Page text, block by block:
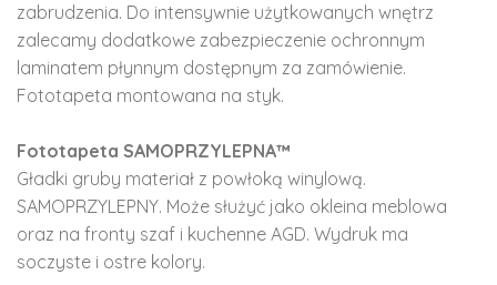
zabrudzenia. Do intensywnie użytkowanych wnętrz
zalecamy dodatkowe zabezpieczenie ochronnym
laminatem płynnym dostępnym za zamówienie.
Fototapeta montowana na styk.
Fototapeta SAMOPRZYLEPNA™
Gładki gruby materiał z powłoką winylową.
SAMOPRZYLEPNY. Może służyć jako okleina meblowa
oraz na fronty szaf i kuchenne AGD. Wydruk ma
soczyste i ostre kolory.